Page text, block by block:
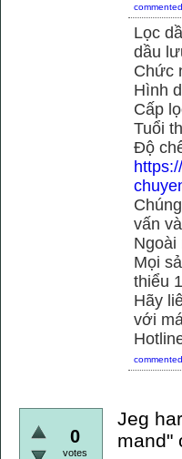
commented
Lọc
dầu
Chức
Hình
Cấp
Tuổi
Độ
vấn
Ngoài
Mọi
thiểu
Hãy
với
commented
0
votes
Jeg
mand"